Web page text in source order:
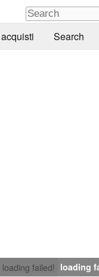
Search
loading failed! loading